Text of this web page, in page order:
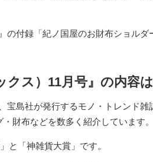
の付録「紀ノ国屋のお財布ショルダ
クス）11月号』の内容
宝島社が発行するモノ・トレンド
財布などを数多く紹介しています。
と「神雑貨大賞」です。